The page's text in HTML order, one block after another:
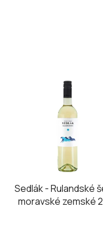
Sedlák - Rulandské
moravské zemské